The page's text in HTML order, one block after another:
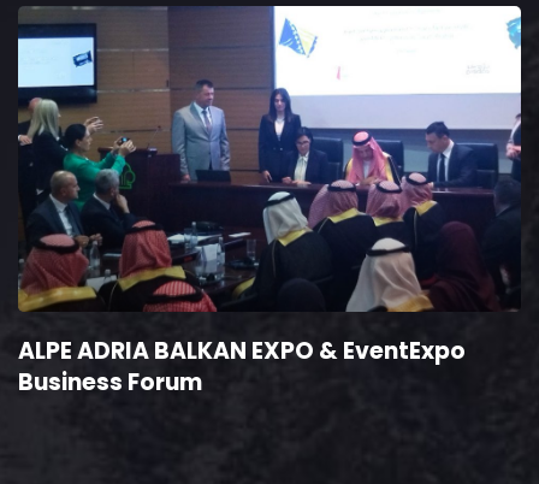
ALPE ADRIA BALKAN EXPO & EventExpo
Business Forum